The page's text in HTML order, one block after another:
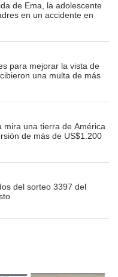
de Ema, la adolescente
en un accidente en
para mejorar la vista de
una multa de más
mira una tierra de América
de más de US$1.200
del sorteo 3397 del